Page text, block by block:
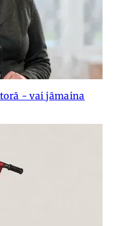
- vai jāmaina